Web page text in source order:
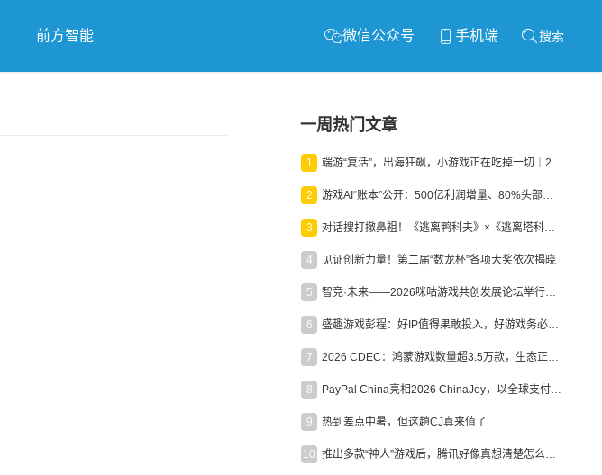
前方智能 微信公众号 手机端 搜索
一周热门文章
1 端游“复活”，出海狂飙，小游戏正在吃掉一切｜2026上半年产业报告
2 游戏AI“账本”公开：500亿利润增量、80%头部入局，谁在闷声发财？
3 对话搜打撤鼻祖！《逃离鸭科夫》×《逃离塔科夫》官方线下沙龙落幕
4 见证创新力量！第二届“数龙杯”各项大奖依次揭晓
5 智竞·未来——2026咪咕游戏共创发展论坛举行：聚力精品内容、AI创作与电竞生态，共建高品质益智健康游戏社区
6 盛趣游戏彭程：好IP值得果敢投入，好游戏务必长效经营
7 2026 CDEC：鸿蒙游戏数量超3.5万款，生态正循环加速产业高质量发展
8 PayPal China亮相2026 ChinaJoy，以全球支付能力助力中国游戏企业深化全球运营
9 热到差点中暑，但这趟CJ真来值了
10 推出多款“神人”游戏后，腾讯好像真想清楚怎么做二次元了